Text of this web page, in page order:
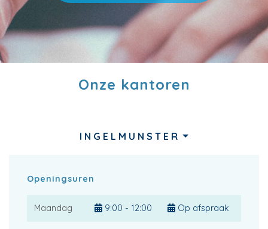
Onze kantoren
INGELMUNSTER
Openingsuren
Maandag 9:00 - 12:00 Op afspraak